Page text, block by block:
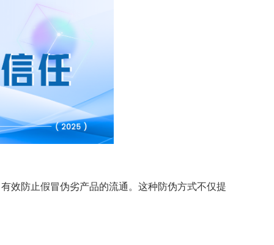
效防止假冒伪劣产品的流通。这种防伪方式不仅提